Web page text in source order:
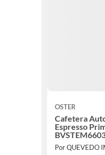
OSTER
Cafetera
Espresso